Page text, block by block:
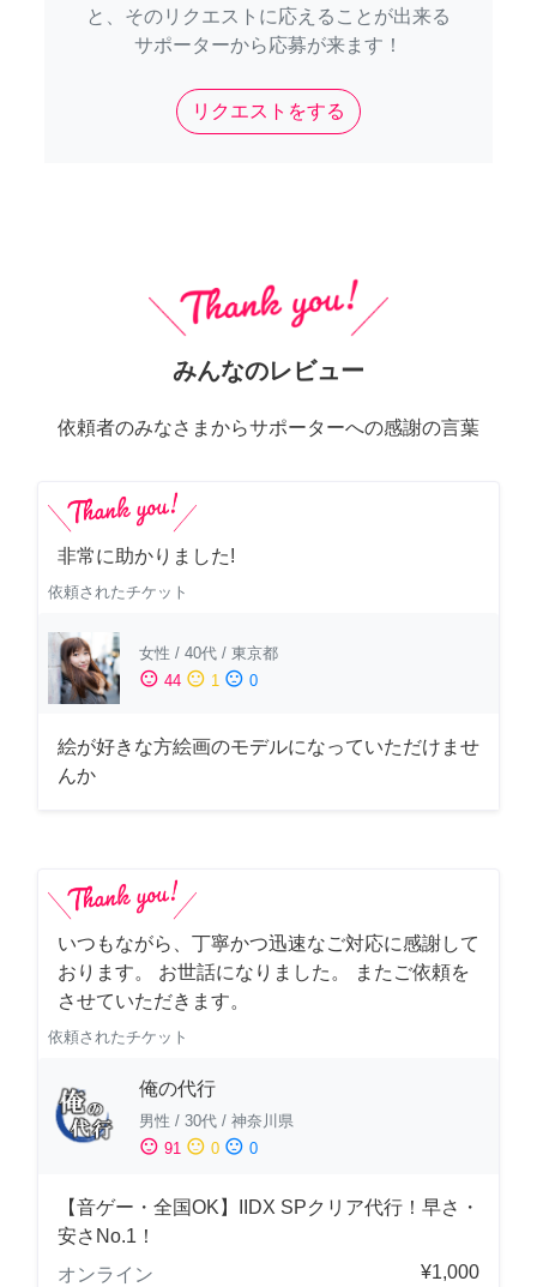
と、そのリクエストに応えることが出来る
サポーターから応募が来ます！
リクエストをする
みんなのレビュー
依頼者のみなさまからサポーターへの感謝の言葉
非常に助かりました!
依頼されたチケット
女性 / 40代 / 東京都
sentiment_satisfied 44 sentiment_neutral 1 sentiment_dissatisfied 0
絵が好きな方絵画のモデルになっていただけませ
んか
いつもながら、丁寧かつ迅速なご対応に感謝して
おります。 お世話になりました。 またご依頼を
させていただきます。
依頼されたチケット
俺の代行
男性 / 30代 / 神奈川県
sentiment_satisfied 91 sentiment_neutral 0 sentiment_dissatisfied 0
【音ゲー・全国OK】IIDX SPクリア代行！早さ・
安さNo.1！
オンライン
¥1,000